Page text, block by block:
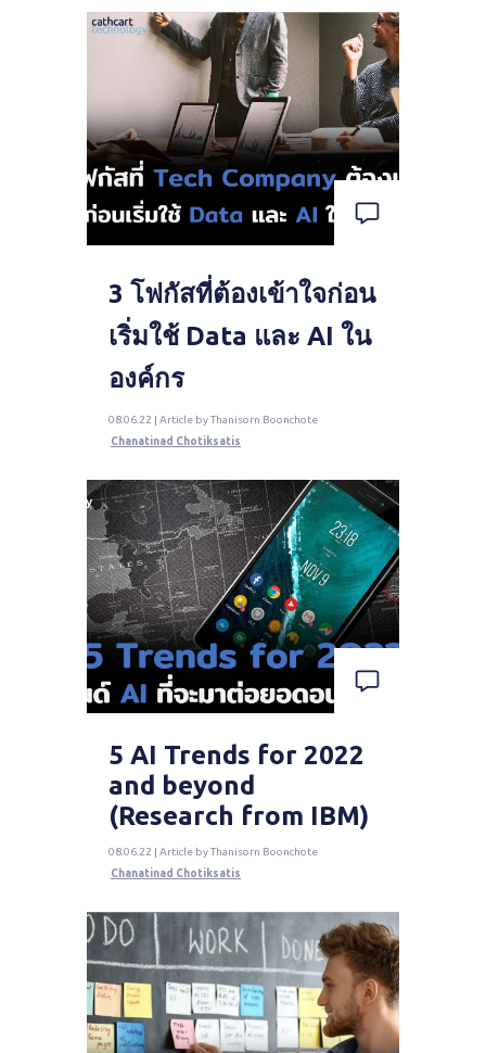
3 โฟกัสที่ต้องเข้าใจก่อน
เริ่มใช้ Data และ AI ใน
องค์กร
08.06.22 | Article by Thanisorn Boonchote
Chanatinad Chotiksatis
5 AI Trends for 2022
and beyond
(Research from IBM)
08.06.22 | Article by Thanisorn Boonchote
Chanatinad Chotiksatis